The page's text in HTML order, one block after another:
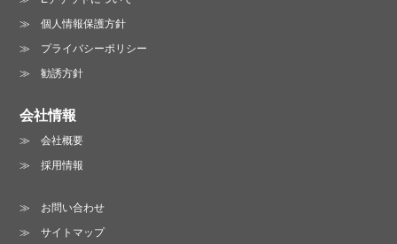
個人情報保護方針
プライバシーポリシー
勧誘方針
会社情報
会社概要
採用情報
お問い合わせ
サイトマップ